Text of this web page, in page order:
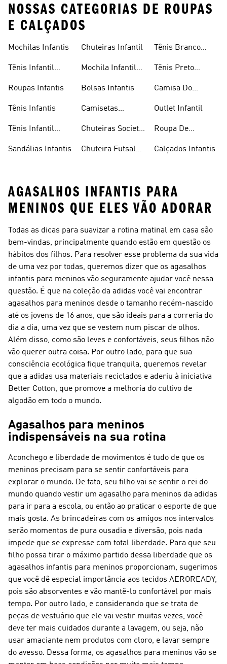
NOSSAS CATEGORIAS DE ROUPAS
E CALÇADOS
Mochilas Infantis
Tênis Infantil
Roupas Infantis
Tênis Infantis
Tênis Infantil
Sandálias Infantis
Chuteiras Infantil
Mochila Infantil
Bolsas Infantis
Camisetas
Chuteiras Society
Chuteira Futsal
Tênis Branco
Tênis Preto
Camisa Do
Outlet Infantil
Roupa De
Calçados Infantis
AGASALHOS INFANTIS PARA
MENINOS QUE ELES VÃO ADORAR
Todas as dicas para suavizar a rotina matinal em casa são
bem-vindas, principalmente quando estão em questão os
hábitos dos filhos. Para resolver esse problema da sua vida
de uma vez por todas, queremos dizer que os agasalhos
infantis para meninos vão seguramente ajudar você nessa
questão. É que na coleção da adidas você vai encontrar
agasalhos para meninos desde o tamanho recém-nascido
até os jovens de 16 anos, que são ideais para a correria do
dia a dia, uma vez que se vestem num piscar de olhos.
Além disso, como são leves e confortáveis, seus filhos não
vão querer outra coisa. Por outro lado, para que sua
consciência ecológica fique tranquila, queremos revelar
que a adidas usa materiais reciclados e aderiu à iniciativa
Better Cotton, que promove a melhoria do cultivo de
algodão em todo o mundo.
Agasalhos para meninos
indispensáveis na sua rotina
Aconchego e liberdade de movimentos é tudo de que os
meninos precisam para se sentir confortáveis para
explorar o mundo. De fato, seu filho vai se sentir o rei do
mundo quando vestir um agasalho para meninos da adidas
para ir para a escola, ou então ao praticar o esporte de que
mais gosta. As brincadeiras com os amigos nos intervalos
serão momentos de pura ousadia e diversão, pois nada
impede que se expresse com total liberdade. Para que seu
filho possa tirar o máximo partido dessa liberdade que os
agasalhos infantis para meninos proporcionam, sugerimos
que você dê especial importância aos tecidos AEROREADY,
pois são absorventes e vão mantê-lo confortável por mais
tempo. Por outro lado, e considerando que se trata de
peças de vestuário que ele vai vestir muitas vezes, você
deve ter mais cuidados durante a lavagem, ou seja, não
usar amaciante nem produtos com cloro, e lavar sempre
do avesso. Dessa forma, os agasalhos para meninos vão se